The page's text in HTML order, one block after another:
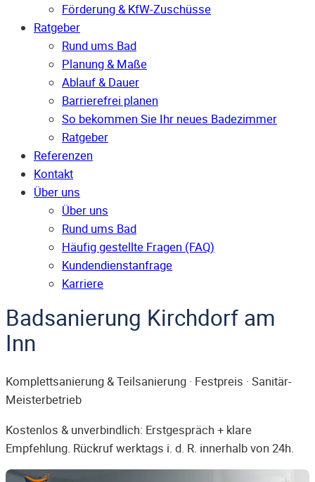
Förderung & KfW-Zuschüsse
Ratgeber
Rund ums Bad
Planung & Maße
Ablauf & Dauer
Barrierefrei planen
So bekommen Sie Ihr neues Badezimmer
Ratgeber
Referenzen
Kontakt
Über uns
Über uns
Rund ums Bad
Häufig gestellte Fragen (FAQ)
Kunden­dienst­anfrage
Karriere
Badsanierung Kirchdorf am
Inn
Komplettsanierung & Teilsanierung · Festpreis · Sanitär-
Meisterbetrieb
Kostenlos & unverbindlich: Erstgespräch + klare
Empfehlung. Rückruf werktags i. d. R. innerhalb von 24h.